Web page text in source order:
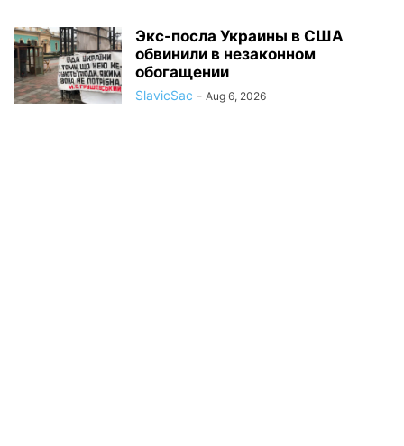
Экс-посла Украины в США
обвинили в незаконном
обогащении
SlavicSac - Aug 6, 2026